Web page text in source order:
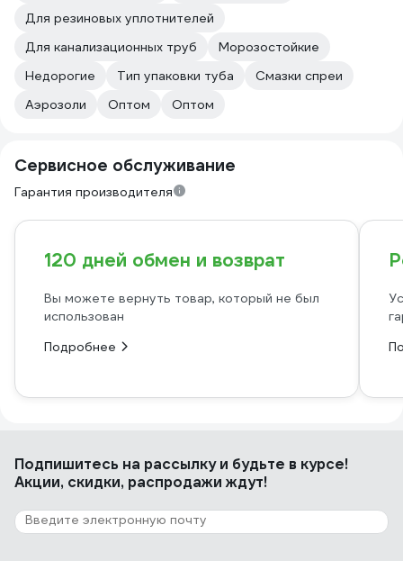
Для резиновых уплотнителей
Для канализационных труб
Морозостойкие
Недорогие
Тип упаковки туба
Смазки спреи
Аэрозоли
Оптом Оптом
Сервисное обслуживание
Гарантия производителя
120 дней обмен и возврат
Вы можете вернуть товар, который не был
использован
Подробнее
Подпишитесь на рассылкуи будьте в курсе!
Акции, скидки, распродажи ждут!